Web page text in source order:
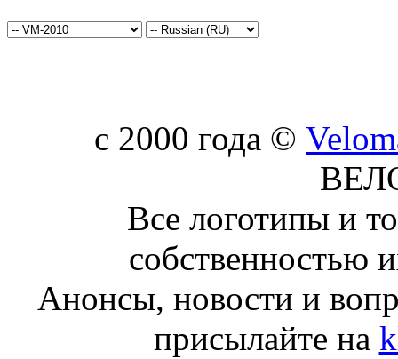
c 2000 года ©
Все логотипы и
собственностью
Анонсы, новости и
присылайте на